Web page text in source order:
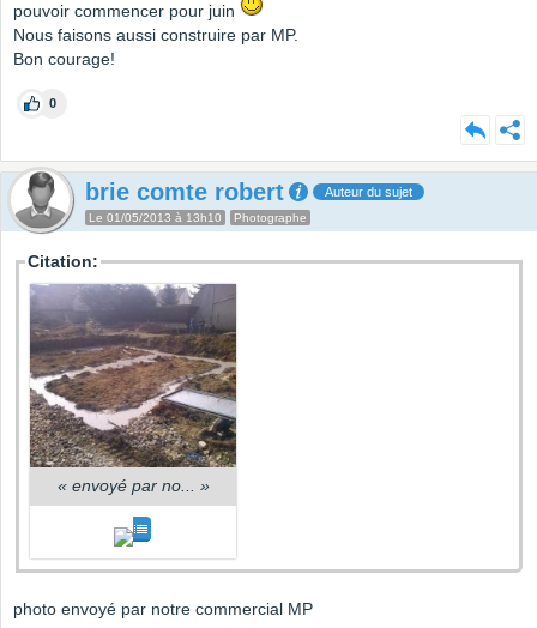
pouvoir commencer pour juin
Nous faisons aussi construire par MP.
Bon courage!
0
brie comte robert Auteur du sujet
Le 01/05/2013 à 13h10 Photographe
Citation:
« envoyé par no... »
photo envoyé par notre commercial MP